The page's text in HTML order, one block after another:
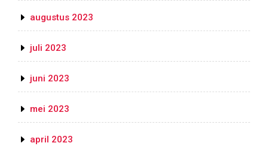
augustus 2023
juli 2023
juni 2023
mei 2023
april 2023